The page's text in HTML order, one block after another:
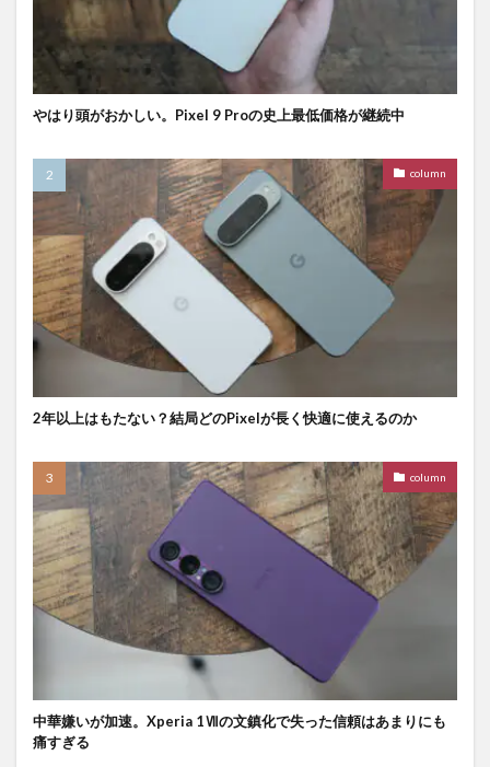
やはり頭がおかしい。Pixel 9 Proの史上最低価格が継続中
column
2年以上はもたない？結局どのPixelが長く快適に使えるのか
column
中華嫌いが加速。Xperia 1Ⅶの文鎮化で失った信頼はあまりにも
痛すぎる